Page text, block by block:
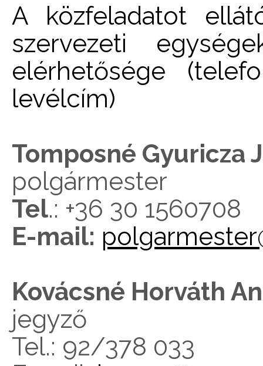
A közfeladatot
szervezeti
elérhetősége
levélcím)
Tomposné Gyuricza
polgármester
Tel.: +36 30 1560708
E-mail:
Kovácsné Horváth
jegyző
Tel.: 92/378 033